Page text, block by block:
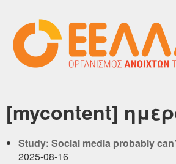
[mycontent]
Study: Social media probably
2025-08-16